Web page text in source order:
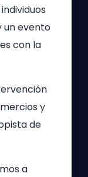
un evento
con la
y
de
a